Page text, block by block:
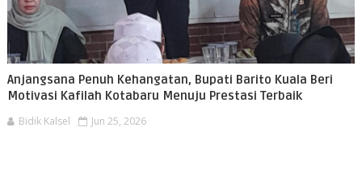
Anjangsana Penuh Kehangatan, Bupati Barito Kuala Beri
Motivasi Kafilah Kotabaru Menuju Prestasi Terbaik
Bidik Kalsel Jun 25, 2026